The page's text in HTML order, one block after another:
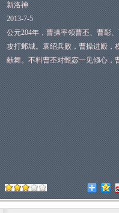
新洛神
2013-7-5
公元204年，曹操率领曹丕、曹彰
攻打邺城。袁绍兵败，曹操进殿，
献舞。不料曹丕对甄宓一见倾心，